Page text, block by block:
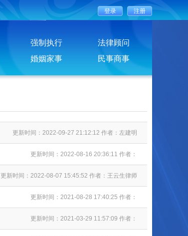
强制执行
法律顾问
婚姻家事 民事商事
更新时间：2022-09-27 21:12:12 作者：左建明
更新时间：2022-08-16 20:36:11 作者：
更新时间：2022-08-07 15:45:52 作者：王云生律师
更新时间：2021-08-28 17:40:25 作者：
更新时间：2021-03-29 11:57:09 作者：